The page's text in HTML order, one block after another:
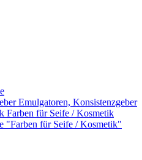
Emulgatoren, Konsistenzgeber
Farben für Seife / Kosmetik
"Farben für Seife / Kosmetik"